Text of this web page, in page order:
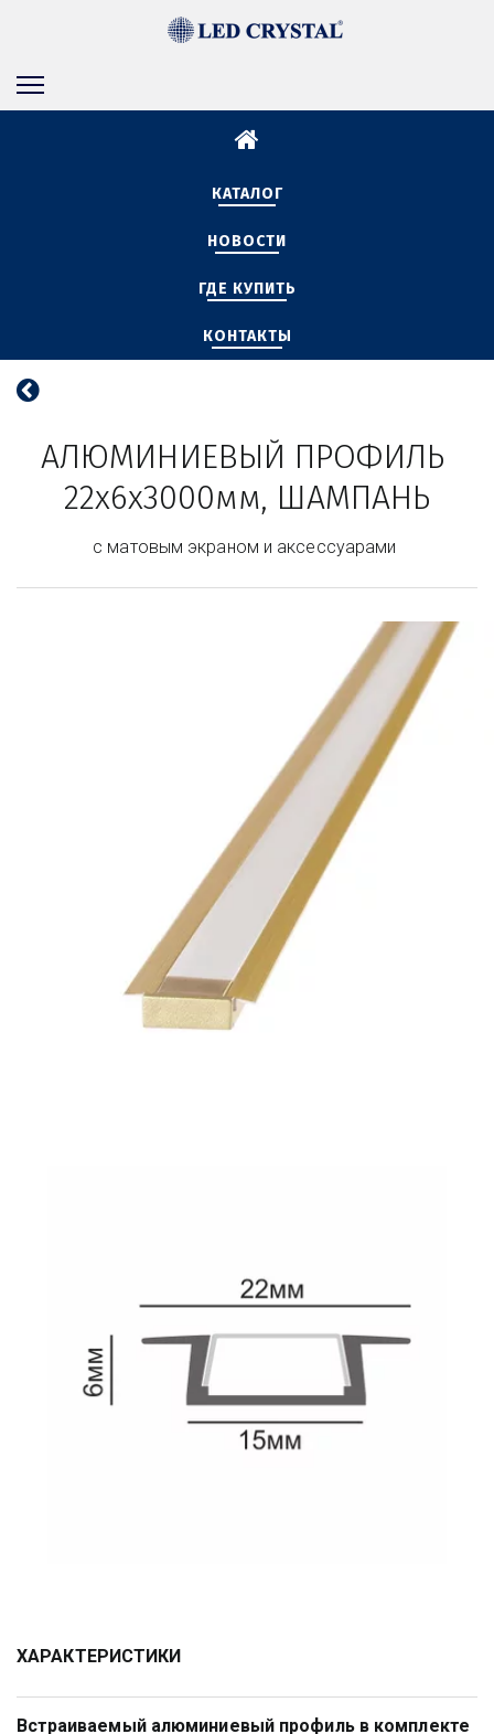
КАТАЛОГ
НОВОСТИ
ГДЕ КУПИТЬ
КОНТАКТЫ
АЛЮМИНИЕВЫЙ ПРОФИЛЬ
22х6х3000мм, ШАМПАНЬ
с матовым экраном и аксессуарами
ХАРАКТЕРИСТИКИ
Встраиваемый алюминиевый профиль в комплекте